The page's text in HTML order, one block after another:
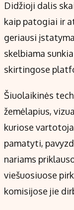
Didžioji dalis
kaip patogiai ir
geriausi
skelbiama
skirtingose
Šiuolaikinės
žemėlapius,
kuriose
pamatyti,
nariams
viešuosiuose
komisijose jie